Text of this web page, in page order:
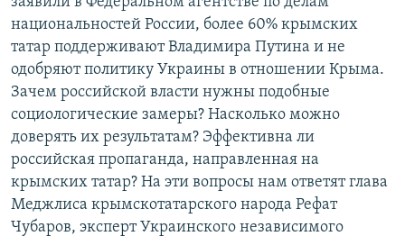
национальностей России, более 60% крымских
татар поддерживают Владимира Путина и не
одобряют политику Украины в отношении Крыма.
Зачем российской власти нужны подобные
социологические замеры? Насколько можно
доверять их результатам? Эффективна ли
российская пропаганда, направленная на
крымских татар? На эти вопросы нам ответят глава
Меджлиса крымскотатарского народа Рефат
Чубаров, эксперт Украинского независимого